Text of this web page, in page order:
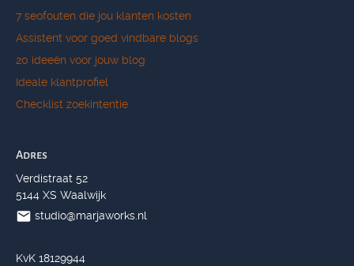
7 seofouten die jou klanten kosten
Assistent voor goed vindbare blogs
20 ideeën voor jouw blog
Ideale klantprofiel
Checklist zoekintentie
Adres
Verdistraat 52
5144 XS Waalwijk
studio@marjaworks.nl
KvK 18129944